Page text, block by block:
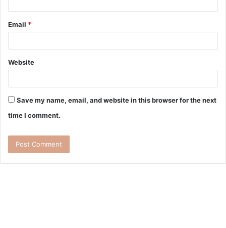
Email *
Website
Save my name, email, and website in this browser for the next
time I comment.